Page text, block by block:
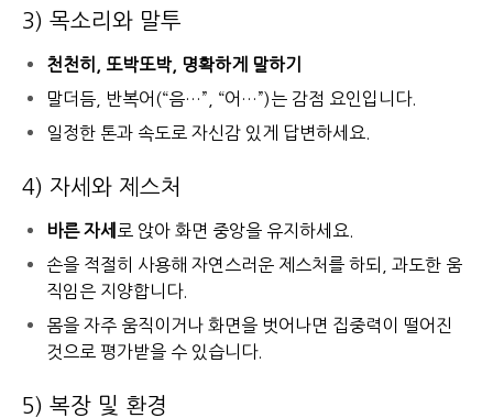
3) 목소리와 말투
천천히, 또박또박, 명확하게 말하기
말더듬, 반복어(“음…”, “어…”)는 감점 요인입니다.
일정한 톤과 속도로 자신감 있게 답변하세요.
4) 자세와 제스처
바른 자세 로 앉아 화면 중앙을 유지하세요.
손을 적절히 사용해 자연스러운 제스처를 하되, 과도한 움
직임은 지양합니다.
몸을 자주 움직이거나 화면을 벗어나면 집중력이 떨어진
것으로 평가받을 수 있습니다.
5) 복장 및 환경